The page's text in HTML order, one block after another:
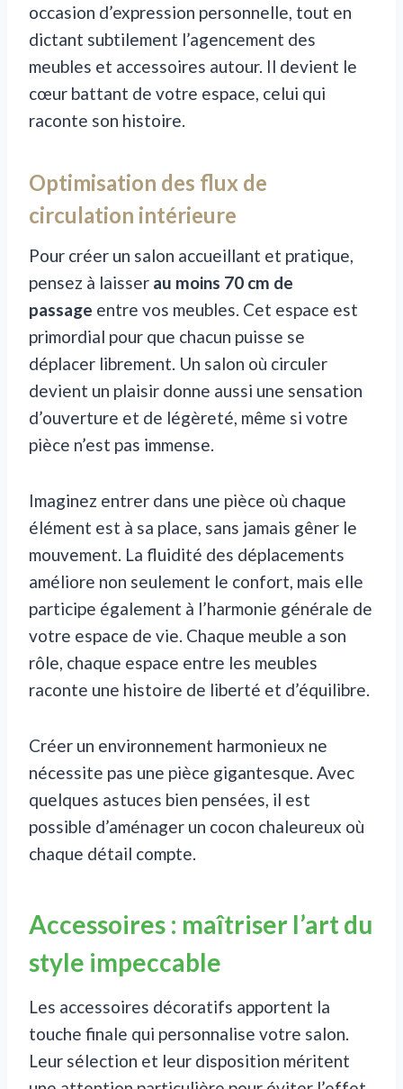
occasion d’expression personnelle, tout en
dictant subtilement l’agencement des
meubles et accessoires autour. Il devient le
cœur battant de votre espace, celui qui
raconte son histoire.
Optimisation des flux de
circulation intérieure
Pour créer un salon accueillant et pratique,
pensez à laisser au moins 70 cm de
passage entre vos meubles. Cet espace est
primordial pour que chacun puisse se
déplacer librement. Un salon où circuler
devient un plaisir donne aussi une sensation
d’ouverture et de légèreté, même si votre
pièce n’est pas immense.
Imaginez entrer dans une pièce où chaque
élément est à sa place, sans jamais gêner le
mouvement. La fluidité des déplacements
améliore non seulement le confort, mais elle
participe également à l’harmonie générale de
votre espace de vie. Chaque meuble a son
rôle, chaque espace entre les meubles
raconte une histoire de liberté et d’équilibre.
Créer un environnement harmonieux ne
nécessite pas une pièce gigantesque. Avec
quelques astuces bien pensées, il est
possible d’aménager un cocon chaleureux où
chaque détail compte.
Accessoires : maîtriser l’art du
style impeccable
Les accessoires décoratifs apportent la
touche finale qui personnalise votre salon.
Leur sélection et leur disposition méritent